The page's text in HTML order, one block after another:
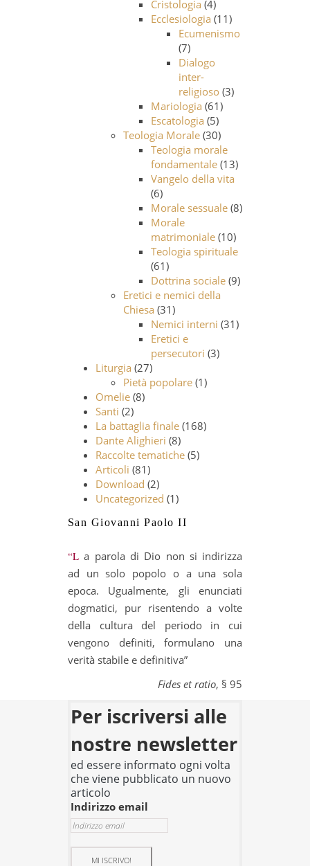
Cristologia (4)
Ecclesiologia (11)
Ecumenismo
(7)
Dialogo
inter-
religioso(3)
Mariologia (61)
Escatologia (5)
Teologia Morale(30)
Teologia morale
fondamentale(13)
Vangelo della vita
(6)
Morale sessuale(8)
Morale
matrimoniale(10)
Teologia spirituale
(61)
Dottrina sociale(9)
Eretici e nemici della
Chiesa (31)
Nemici interni (31)
Eretici e
persecutori (3)
Liturgia (27)
Pietà popolare(1)
Omelie(8)
Santi (2)
La battaglia finale(168)
Dante Alighieri (8)
Raccolte tematiche(5)
Articoli (81)
Download (2)
Uncategorized (1)
San Giovanni Paolo II
“La parola di Dio non si indirizza
ad un solo popolo o a una sola
epoca. Ugualmente, gli enunciati
dogmatici, pur risentendo a volte
della cultura del periodo in cui
vengono definiti, formulano una
verità stabile e definitiva”
Fides et ratio, § 95
Per iscriversi alle
nostre newsletter
ed essere informato ogni volta
che viene pubblicato un nuovo
articolo
Indirizzo email